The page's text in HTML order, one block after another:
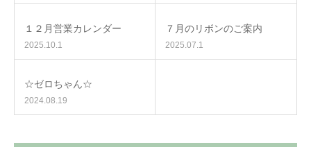
１２月営業カレンダー
2025.10.1
７月のリボンのご案内
2025.07.1
☆ゼロちゃん☆
2024.08.19